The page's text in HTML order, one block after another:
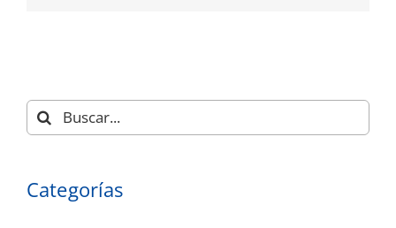
Buscar:
Categorías